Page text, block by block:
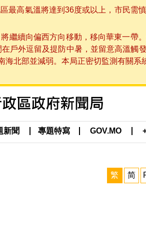
最高氣溫將達到36度或以上，市民需
繼續向偏西方向移動，移向華東一帶
戶外逗留及提防中暑，並留意高溫觸
北部並減弱。本局正密切監測有關
新聞 專題特寫 GOV.MO
繁 简